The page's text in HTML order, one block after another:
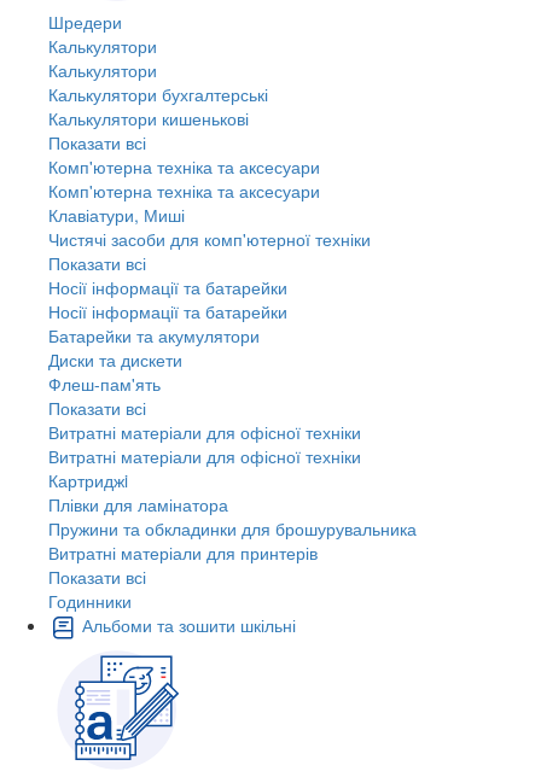
Шредери
Калькулятори
Калькулятори
Калькулятори бухгалтерські
Калькулятори кишенькові
Показати всі
Комп'ютерна техніка та аксесуари
Комп'ютерна техніка та аксесуари
Клавіатури, Миші
Чистячі засоби для комп'ютерної техніки
Показати всі
Носії інформації та батарейки
Носії інформації та батарейки
Батарейки та акумулятори
Диски та дискети
Флеш-пам'ять
Показати всі
Витратні матеріали для офісної техніки
Витратні матеріали для офісної техніки
Картриджi
Плівки для ламінатора
Пружини та обкладинки для брошурувальника
Витратні матеріали для принтерів
Показати всі
Годинники
Альбоми та зошити шкільні